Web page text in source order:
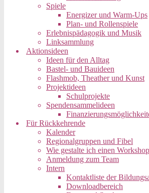
Spiele
Energizer und Warm-Ups
Plan- und Rollenspiele
Erlebnispädagogik und Musik
Linksammlung
Aktionsideen
Ideen für den Alltag
Bastel- und Bauideen
Flashmob, Theather und Kunst
Projektideen
Schulprojekte
Spendensammelideen
Für Rückkehrende
Kalender
Regionalgruppen und Fibel
Wie gestalte ich einen Workshop
Anmeldung zum Team
Intern
Kontaktliste der
Downloadbereich